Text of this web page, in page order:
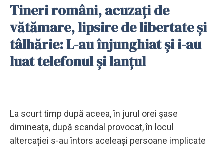
Tineri români, acuzați de
vătămare, lipsire de libertate și
tâlhărie: L-au înjunghiat și i-au
luat telefonul și lanțul
La scurt timp după aceea, în jurul orei șase
dimineața, după scandal provocat, în locul
altercației s-au întors aceleași persoane implicate